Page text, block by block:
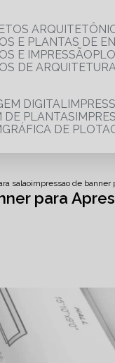
E PLANTAS DE
E IMPRESSÃO
DE
DIGITAL
DE PLANTAS
GRÁFICA DE
salaoimpressao de banner
para